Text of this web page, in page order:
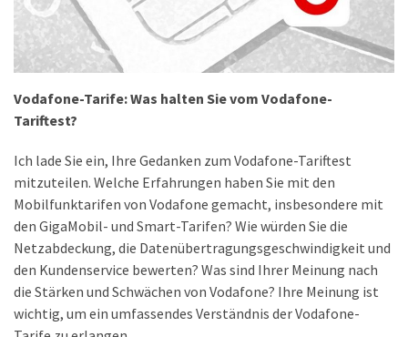
Vodafone-Tarife: Was halten Sie vom Vodafone-
Tariftest?
Ich lade Sie ein, Ihre Gedanken zum Vodafone-Tariftest
mitzuteilen. Welche Erfahrungen haben Sie mit den
Mobilfunktarifen von Vodafone gemacht, insbesondere mit
den GigaMobil- und Smart-Tarifen? Wie würden Sie die
Netzabdeckung, die Datenübertragungsgeschwindigkeit und
den Kundenservice bewerten? Was sind Ihrer Meinung nach
die Stärken und Schwächen von Vodafone? Ihre Meinung ist
wichtig, um ein umfassendes Verständnis der Vodafone-